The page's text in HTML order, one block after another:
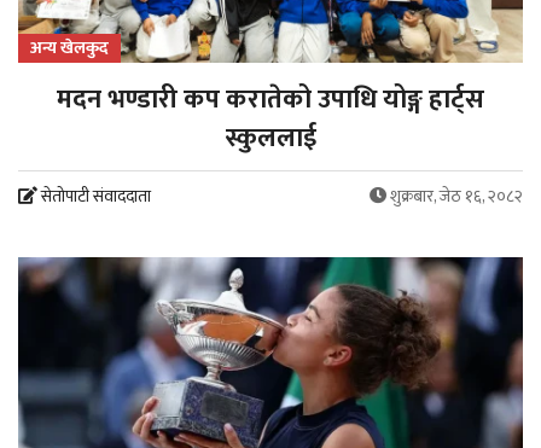
अन्य खेलकुद
मदन भण्डारी कप करातेको उपाधि योङ्ग हार्ट्स
स्कुललाई
सेतोपाटी संवाददाता शुक्रबार, जेठ १६, २०८२